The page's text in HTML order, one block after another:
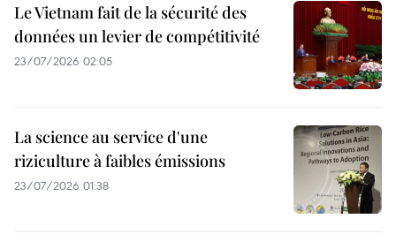
Le Vietnam fait de la sécurité des
données un levier de compétitivité
23/07/2026 02:05
La science au service d'une
riziculture à faibles émissions
23/07/2026 01:38